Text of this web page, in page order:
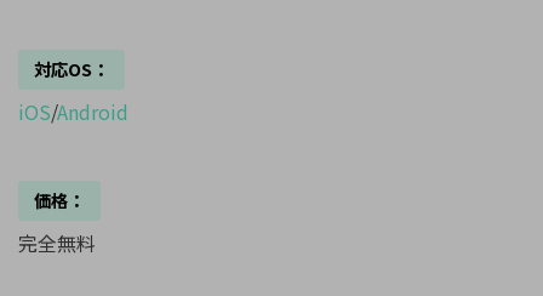
対応OS：
iOS/Android
価格：
完全無料